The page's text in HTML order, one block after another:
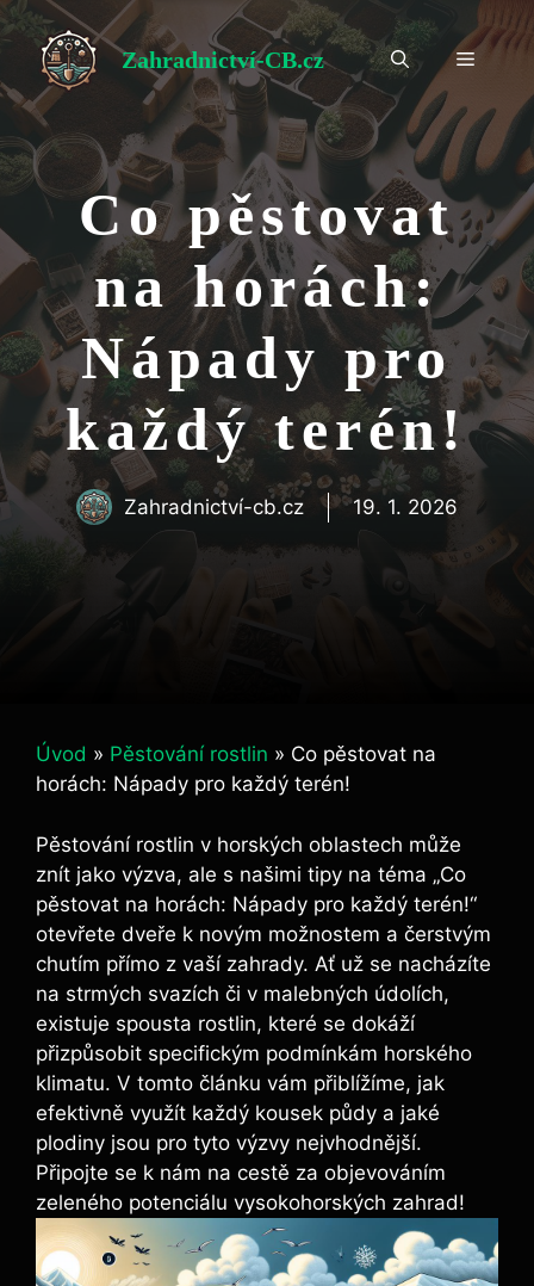
Přeskočit
na
obsah
Zahradnictví-CB.cz Menu
Co pěstovat
na horách:
Nápady pro
každý terén!
Zahradnictví-cb.cz 19. 1. 2026
Úvod » Pěstování rostlin » Co pěstovat na
horách: Nápady pro každý terén!
Pěstování rostlin v horských oblastech může
znít jako výzva, ale s našimi tipy na téma „Co
pěstovat na horách: Nápady pro každý terén!“
otevřete dveře k novým možnostem a čerstvým
chutím přímo z vaší zahrady. Ať už se nacházíte
na strmých svazích či v malebných údolích,
existuje spousta rostlin, které se dokáží
přizpůsobit specifickým podmínkám horského
klimatu. V tomto článku vám přiblížíme, jak
efektivně využít každý kousek půdy a jaké
plodiny jsou pro tyto výzvy nejvhodnější.
Připojte se k nám na cestě za objevováním
zeleného potenciálu vysokohorských zahrad!